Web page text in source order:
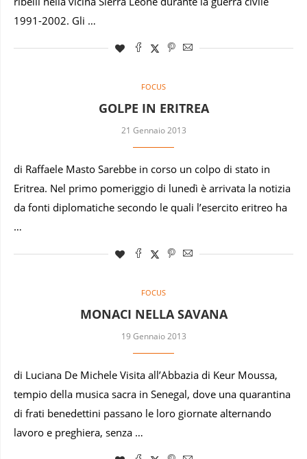
1991-2002. Gli …
FOCUS
GOLPE IN ERITREA
21 Gennaio 2013
di Raffaele Masto Sarebbe in corso un colpo di stato in
Eritrea. Nel primo pomeriggio di lunedì è arrivata la notizia
da fonti diplomatiche secondo le quali l’esercito eritreo ha
…
FOCUS
MONACI NELLA SAVANA
19 Gennaio 2013
di Luciana De Michele Visita all’Abbazia di Keur Moussa,
tempio della musica sacra in Senegal, dove una quarantina
di frati benedettini passano le loro giornate alternando
lavoro e preghiera, senza …